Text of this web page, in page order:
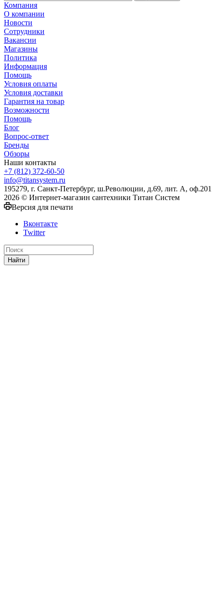
Компания
О компании
Новости
Сотрудники
Вакансии
Магазины
Политика
Информация
Помощь
Условия оплаты
Условия доставки
Гарантия на товар
Возможности
Помощь
Блог
Вопрос-ответ
Бренды
Обзоры
Наши контакты
+7 (812) 372-60-50
info@titansystem.ru
195279, г. Санкт-Петербург, ш.Революции, д.69, лит. А, оф.201
2026 © Интернет-магазин сантехники Титан Систем
Версия для печати
Вконтакте
Twitter
Найти